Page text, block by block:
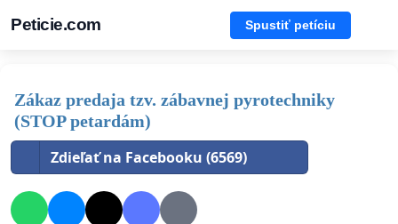
Peticie.com Spustiť petíciu
Zákaz predaja tzv. zábavnej pyrotechniky
(STOP petardám)
Zdieľať na Facebooku (6569)